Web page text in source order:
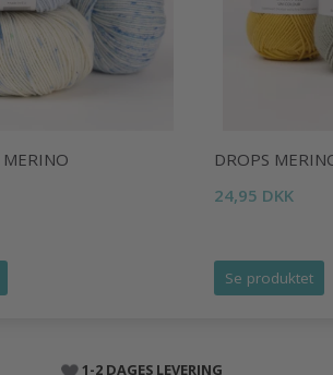
MERINO
DROPS
24,95 DKK
Se produktet
1-2 DAGES LEVERING